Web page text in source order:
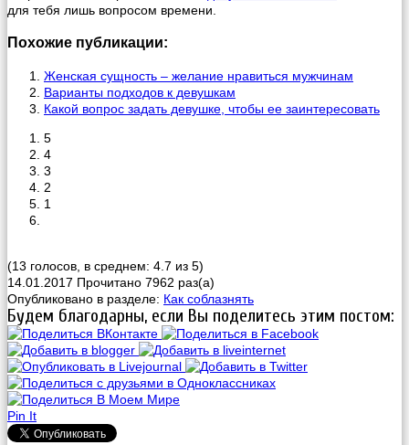
для тебя лишь вопросом времени.
Похожие публикации:
Женская сущность – желание нравиться мужчинам
Варианты подходов к девушкам
Какой вопрос задать девушке, чтобы ее заинтересовать
5
4
3
2
1
(13 голосов, в среднем: 4.7 из 5)
14.01.2017 Прочитано 7962 раз(a)
Опубликовано в разделе: Как соблазнять
Будем благодарны, если Вы поделитесь этим постом:
Pin It